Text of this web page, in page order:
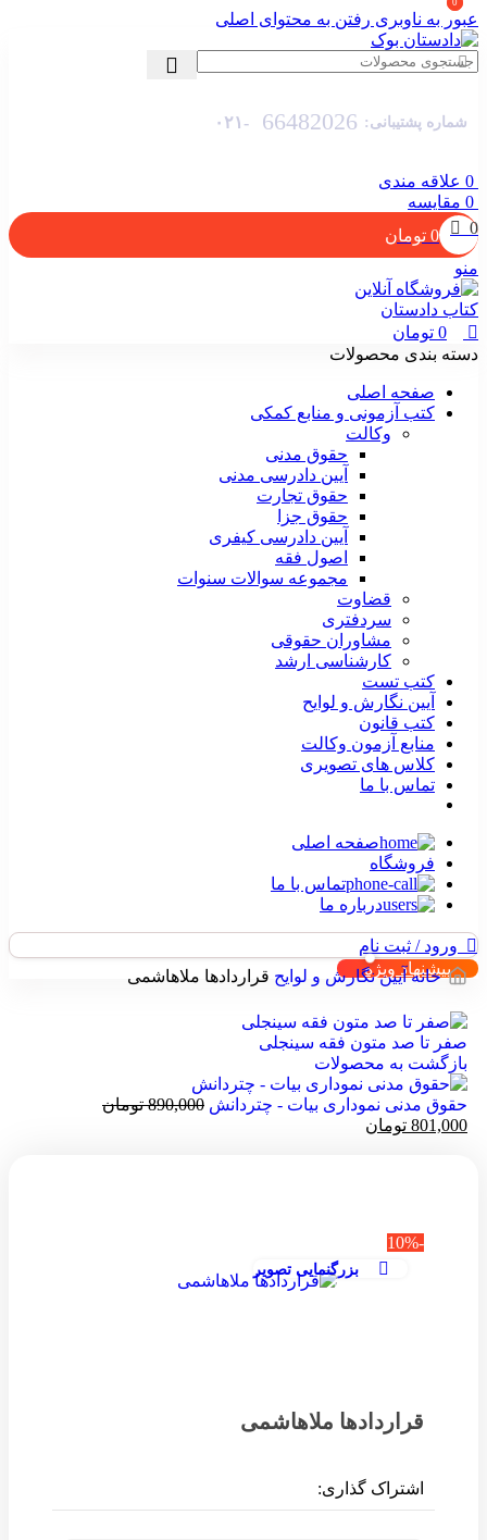
عبور به ناوبری رفتن به محتوای اصلی
شماره پشتیبانی: 66482026 -۰۲۱
0 علاقه مندی
0 مقایسه
0
0 تومان
منو
0
0 تومان
دسته بندی محصولات
صفحه اصلی
کتب آزمونی و منابع کمکی
وکالت
حقوق مدنی
آیین دادرسی مدنی
حقوق تجارت
حقوق جزا
آیین دادرسی کیفری
اصول فقه
مجموعه سوالات سنوات
قضاوت
سردفتری
مشاوران حقوقی
کارشناسی ارشد
کتب تست
آیین نگارش و لوایح
کتب قانون
منابع آزمون وکالت
کلاس های تصویری
تماس با ما
صفحه اصلی
فروشگاه
تماس با ما
درباره ما
ورود / ثبت نام
پیشنهاد ویژه
خانهآیین نگارش و لوایح قراردادها ملاهاشمی
صفر تا صد متون فقه سینجلی
بازگشت به محصولات
حقوق مدنی نموداری بیات - چتردانش 890,000 تومان
801,000 تومان
-10%
بزرگنمایی تصویر
قراردادها ملاهاشمی
اشتراک گذاری:
0